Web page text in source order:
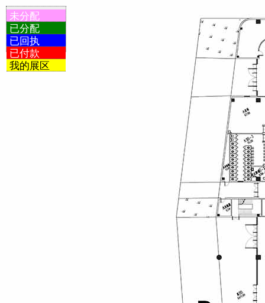
未分配
已分配
已回执
已付款
我的展区